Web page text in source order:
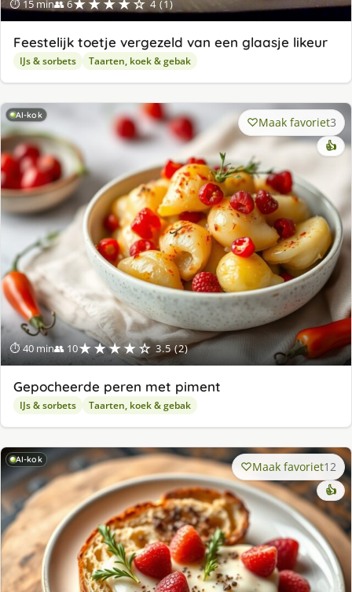
⏱ 15 min👥 6 4 (1)
Feestelijk toetje vergezeld van een glaasje likeur
IJs & sorbets Taarten, koek & gebak
AI-kok
⏱ 40 min👥 10★★★★☆ 3.5 (2)
Maak favoriet3
👍
Gepocheerde peren met piment
IJs & sorbets Taarten, koek & gebak
AI-kok Maak favoriet12
👍